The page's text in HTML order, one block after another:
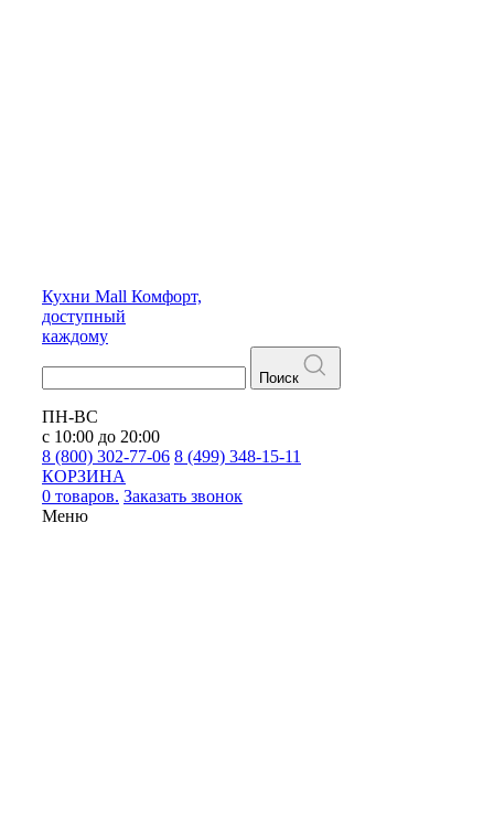
Кухни Mall Комфорт,
доступный
каждому
Поиск
ПН-ВС
с 10:00 до 20:00
8 (800) 302-77-06 8 (499) 348-15-11
КОРЗИНА
0 товаров. Заказать звонок
Меню